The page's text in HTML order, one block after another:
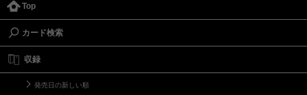
Top
カード検索
収録
発売日の新しい順